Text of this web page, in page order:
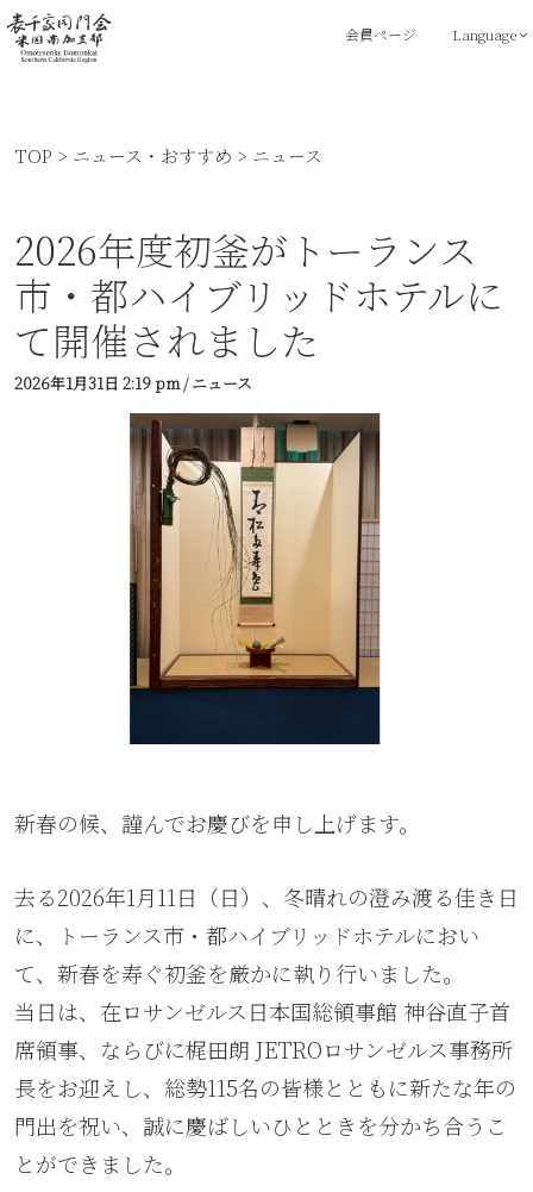
会員ページ Language
TOP > ニュース・おすすめ > ニュース
2026年度初釜がトーランス
市・都ハイブリッドホテルに
て開催されました
2026年1月31日 2:19 pm/ニュース
新春の候、謹んでお慶びを申し上げます。
去る2026年1月11日（日）、冬晴れの澄み渡る佳き日
に、トーランス市・都ハイブリッドホテルにおい
て、新春を寿ぐ初釜を厳かに執り行いました。
当日は、在ロサンゼルス日本国総領事館 神谷直子首
席領事、ならびに梶田朗 JETROロサンゼルス事務所
長をお迎えし、総勢115名の皆様とともに新たな年の
門出を祝い、誠に慶ばしいひとときを分かち合うこ
とができました。